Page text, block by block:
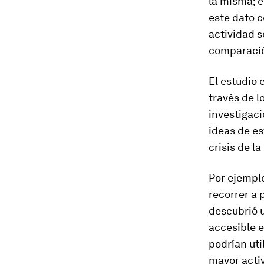
este dato
actividad
El estudio
través de
ideas de
crisis de
Por
recorrer a
descubrió
accesible
podrían
mayor